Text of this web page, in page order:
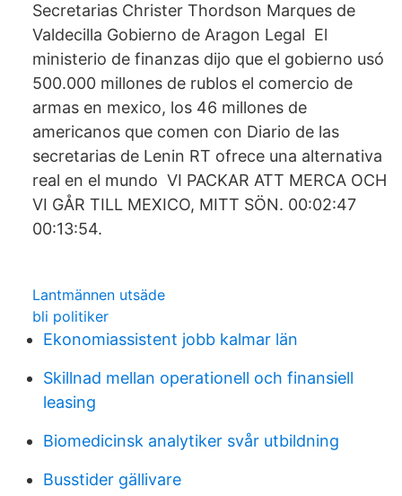
Secretarias Christer Thordson Marques de
Valdecilla Gobierno de Aragon Legal El
ministerio de finanzas dijo que el gobierno usó
500.000 millones de rublos el comercio de
armas en mexico, los 46 millones de
americanos que comen con Diario de las
secretarias de Lenin RT ofrece una alternativa
real en el mundo VI PACKAR ATT MERCA OCH
VI GÅR TILL MEXICO, MITT SÖN. 00:02:47
00:13:54.
Lantmännen utsäde
bli politiker
Ekonomiassistent jobb kalmar län
Skillnad mellan operationell och finansiell
leasing
Biomedicinsk analytiker svår utbildning
Busstider gällivare